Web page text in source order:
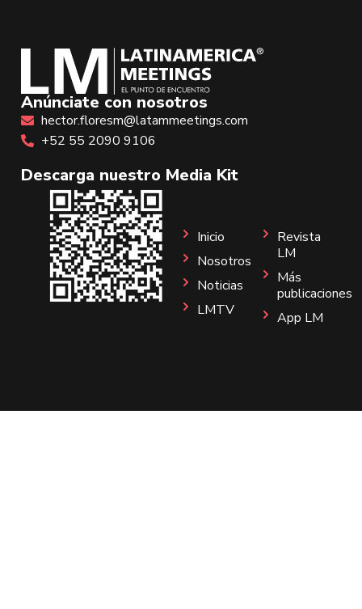
Anúnciate con nosotros
hector.floresm@latammeetings.com
+52 55 2090 9106
Descarga nuestro Media Kit
Inicio
Nosotros
Noticias
LMTV
Revista
LM
Más
publicaciones
App LM